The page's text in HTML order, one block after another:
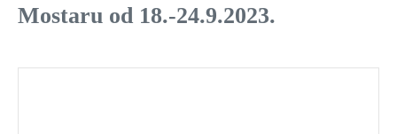
Mostaru od 18.-24.9.2023.